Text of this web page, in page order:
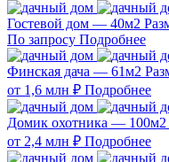
Гостевой дом — 40м2
По запросу Подробнее
Финская дача — 61м2
от 1,6 млн ₽ Подробнее
Домик охотника — 100м2
от 2,4 млн ₽ Подробнее